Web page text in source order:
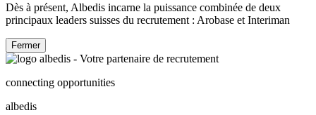
Dès à présent, Albedis incarne la puissance combinée de deux
principaux leaders suisses du recrutement : Arobase et Interiman
Fermer
connecting opportunities
albedis